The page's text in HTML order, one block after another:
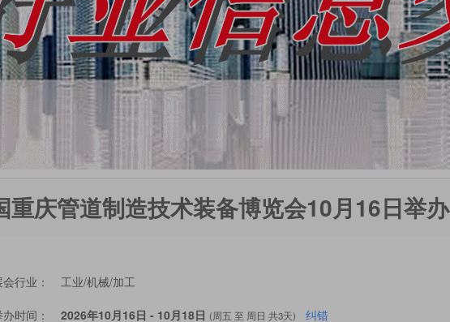
重庆管道制造技术装备博览会10月16日举办
行业： 工业/机械/加工
时间： 2026年10月16日 - 10月18日 (周五 至 周日 共3天) 纠错